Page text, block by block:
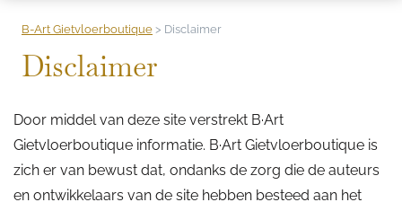
B-Art Gietvloerboutique > Disclaimer
Disclaimer
Door middel van deze site verstrekt B·Art
Gietvloerboutique informatie. B·Art Gietvloerboutique is
zich er van bewust dat, ondanks de zorg die de auteurs
en ontwikkelaars van de site hebben besteed aan het